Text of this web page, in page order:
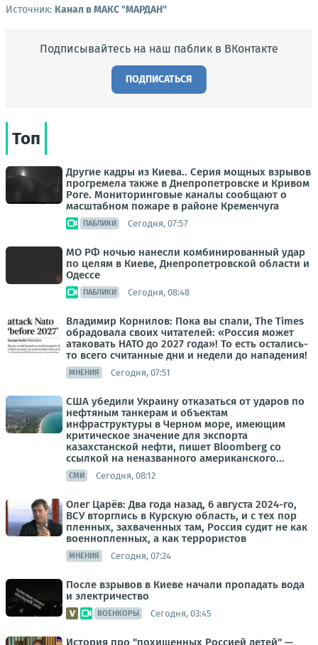
Источник: Канал в МАКС "МАРДАН"
Подписывайтесь на наш паблик в ВКонтакте
ПОДПИСАТЬСЯ
Топ
Другие кадры из Киева.. Серия мощных взрывов
прогремела также в Днепропетровске и Кривом
Роге. Мониторинговые каналы сообщают о
масштабном пожаре в районе Кременчуга
ПАБЛИКИ Сегодня, 07:57
МО РФ ночью нанесли комбинированный удар
по целям в Киеве, Днепропетровской области и
Одессе
ПАБЛИКИ Сегодня, 08:48
Владимир Корнилов: Пока вы спали, The Times
обрадовала своих читателей: «Россия может
атаковать НАТО до 2027 года»! То есть остались-
то всего считанные дни и недели до нападения!
МНЕНИЯ Сегодня, 07:51
США убедили Украину отказаться от ударов по
нефтяным танкерам и объектам
инфраструктуры в Черном море, имеющим
критическое значение для экспорта
казахстанской нефти, пишет Bloomberg со
ссылкой на неназванного американского...
СМИ Сегодня, 08:12
Олег Царёв: Два года назад, 6 августа 2024-го,
ВСУ вторглись в Курскую область, и с тех пор
пленных, захваченных там, Россия судит не как
военнопленных, а как террористов
МНЕНИЯ Сегодня, 07:24
После взрывов в Киеве начали пропадать вода
и электричество
ВОЕНКОРЫ Сегодня, 03:45
История про "похищенных Россией детей" —